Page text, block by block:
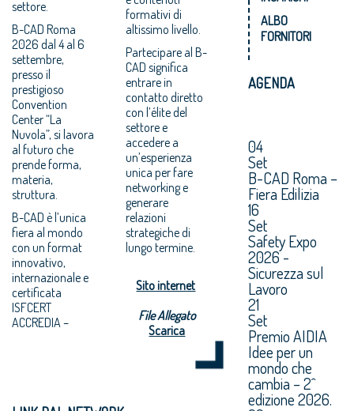
settore.
B-CAD Roma
2026 dal 4 al 6
settembre,
presso il
prestigioso
Convention
Center “La
Nuvola”, si lavora
al futuro che
prende forma,
materia,
struttura.
B-CAD è l’unica
fiera al mondo
con un format
innovativo,
internazionale e
certificata
ISFCERT
ACCREDIA –
formativi di
altissimo livello.
Partecipare al B-
CAD significa
entrare in
contatto diretto
con l’élite del
settore e
accedere a
un’esperienza
unica per fare
networking e
generare
relazioni
strategiche di
lungo termine.
Sito internet
File Allegato
Scarica
ALBO
FORNITORI
AGENDA
04
Set
B-CAD Roma –
Fiera Edilizia
16
Set
Safety Expo
2026 -
Sicurezza sul
Lavoro
21
Set
Premio AIDIA
Idee per un
mondo che
cambia – 2^
edizione 2026.